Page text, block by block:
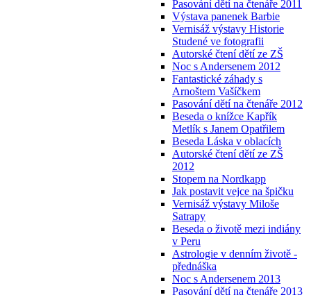
Pasování dětí na čtenáře 2011
Výstava panenek Barbie
Vernisáž výstavy Historie
Studené ve fotografii
Autorské čtení dětí ze ZŠ
Noc s Andersenem 2012
Fantastické záhady s
Arnoštem Vašíčkem
Pasování dětí na čtenáře 2012
Beseda o knížce Kapřík
Metlík s Janem Opatřilem
Beseda Láska v oblacích
Autorské čtení dětí ze ZŠ
2012
Stopem na Nordkapp
Jak postavit vejce na špičku
Vernisáž výstavy Miloše
Satrapy
Beseda o životě mezi indiány
v Peru
Astrologie v denním životě -
přednáška
Noc s Andersenem 2013
Pasování dětí na čtenáře 2013